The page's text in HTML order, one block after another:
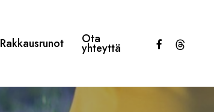
Rakkausrunot Ota
yhteyttä facebookthreads